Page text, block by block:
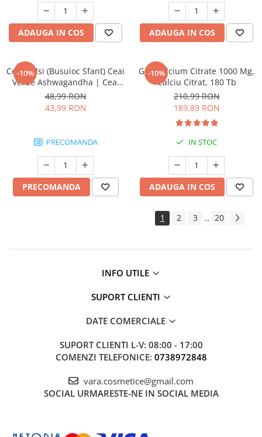
ADAUGA IN COS ADAUGA IN COS
-10%
Ceai Tulsi (Busuioc Sfant) Ceai
Verde Ashwagandha | Ceai
Adaptogen Antistres &
Anxiolitic
48,99 RON
43,99 RON
PRECOMANDA
PRECOMANDA
-10%
Gnc Calcium Citrate 1000 Mg,
Calciu Citrat, 180 Tb
210,99 RON
189,89 RON
IN STOC
ADAUGA IN COS
1 2 3 ... 20
INFO UTILE
SUPORT CLIENTI
DATE COMERCIALE
SUPORT CLIENTI L-V: 08:00 - 17:00
COMENZI TELEFONICE: 0738972848
vara.cosmetice@gmail.com
SOCIAL URMARESTE-NE IN SOCIAL MEDIA